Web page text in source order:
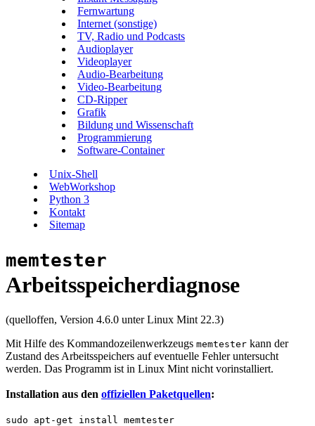
Fernwartung
Internet (sonstige)
TV, Radio und Podcasts
Audioplayer
Videoplayer
Audio-Bearbeitung
Video-Bearbeitung
CD-Ripper
Grafik
Bildung und Wissenschaft
Programmierung
Software-Container
Unix-Shell
WebWorkshop
Python 3
Kontakt
Sitemap
memtester
Arbeitsspeicherdiagnose
(quelloffen, Version 4.6.0 unter Linux Mint 22.3)
Mit Hilfe des Kommandozeilenwerkzeugs memtester kann der
Zustand des Arbeitsspeichers auf eventuelle Fehler untersucht
werden. Das Programm ist in Linux Mint nicht vorinstalliert.
Installation aus den offiziellen Paketquellen:
sudo apt-get install memtester